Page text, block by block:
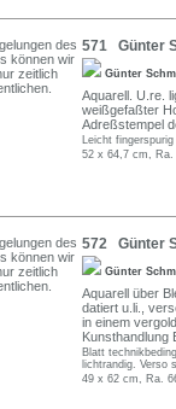
571 Günter
Günter
Aquarell. U.re.
weißgefaßter
Adreßstempel
Leicht
52 x 64,7 cm,
572 Günter
Günter
Aquarell über
datiert u.li.,
in einem
Kunsthandlung
Blatt
lichtrandig. Verso
49 x 62 cm, Ra.